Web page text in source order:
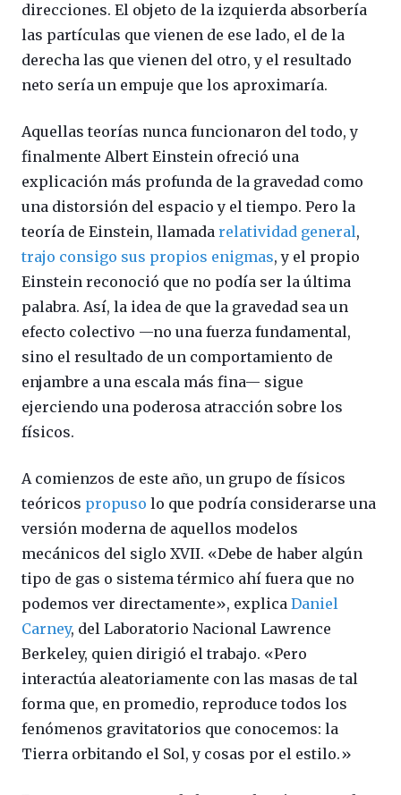
direcciones. El objeto de la izquierda absorbería
las partículas que vienen de ese lado, el de la
derecha las que vienen del otro, y el resultado
neto sería un empuje que los aproximaría.
Aquellas teorías nunca funcionaron del todo, y
finalmente Albert Einstein ofreció una
explicación más profunda de la gravedad como
una distorsión del espacio y el tiempo. Pero la
teoría de Einstein, llamada relatividad general,
trajo consigo sus propios enigmas, y el propio
Einstein reconoció que no podía ser la última
palabra. Así, la idea de que la gravedad sea un
efecto colectivo —no una fuerza fundamental,
sino el resultado de un comportamiento de
enjambre a una escala más fina— sigue
ejerciendo una poderosa atracción sobre los
físicos.
A comienzos de este año, un grupo de físicos
teóricos propuso lo que podría considerarse una
versión moderna de aquellos modelos
mecánicos del siglo XVII. «Debe de haber algún
tipo de gas o sistema térmico ahí fuera que no
podemos ver directamente», explica Daniel
Carney, del Laboratorio Nacional Lawrence
Berkeley, quien dirigió el trabajo. «Pero
interactúa aleatoriamente con las masas de tal
forma que, en promedio, reproduce todos los
fenómenos gravitatorios que conocemos: la
Tierra orbitando el Sol, y cosas por el estilo.»